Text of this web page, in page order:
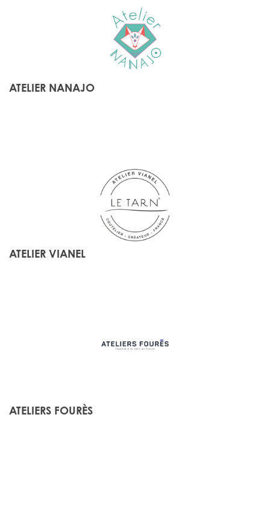
ATELIER NANAJO
ATELIER VIANEL
ATELIERS FOURÈS